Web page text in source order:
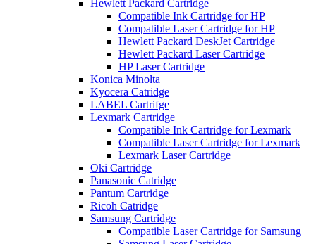
Hewlett Packard Cartridge
Compatible Ink Cartridge for HP
Compatible Laser Cartridge for HP
Hewlett Packard DeskJet Cartridge
Hewlett Packard Laser Cartridge
HP Laser Cartridge
Konica Minolta
Kyocera Catridge
LABEL Cartrifge
Lexmark Cartridge
Compatible Ink Cartridge for Lexmark
Compatible Laser Cartridge for Lexmark
Lexmark Laser Cartridge
Oki Cartridge
Panasonic Catridge
Pantum Cartridge
Ricoh Catridge
Samsung Cartridge
Compatible Laser Cartridge for Samsung